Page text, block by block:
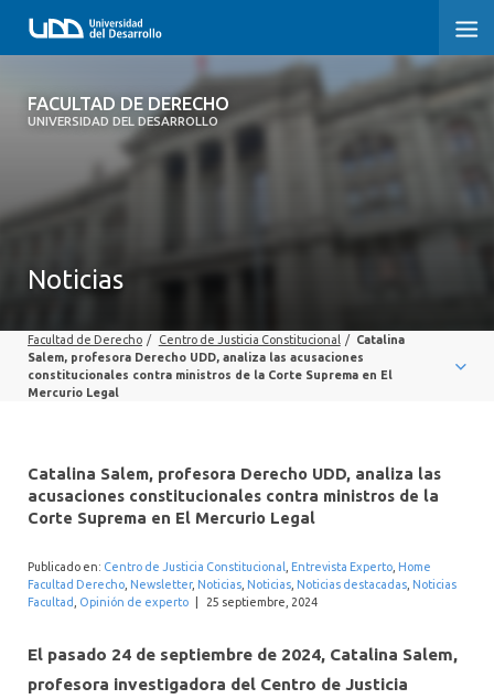
FACULTAD DE DERECHO
UNIVERSIDAD DEL DESARROLLO
FACULTAD DE DERECHO
SOBRE LA FACULTAD
PROFESORES
INVESTIGACIÓN
INTERNACIONAL
Noticias
Facultad de Derecho / Centro de Justicia Constitucional / Catalina
Salem, profesora Derecho UDD, analiza las acusaciones
constitucionales contra ministros de la Corte Suprema en El
Mercurio Legal
Catalina Salem, profesora Derecho UDD, analiza las
acusaciones constitucionales contra ministros de la
Corte Suprema en El Mercurio Legal
Publicado en: Centro de Justicia Constitucional Entrevista Experto Home
Facultad Derecho Newsletter, Noticias Noticias Noticias destacadas Noticias
Facultad Opinión de experto 25 septiembre, 2024
El pasado 24 de septiembre de 2024, Catalina Salem,
profesora investigadora del Centro de Justicia